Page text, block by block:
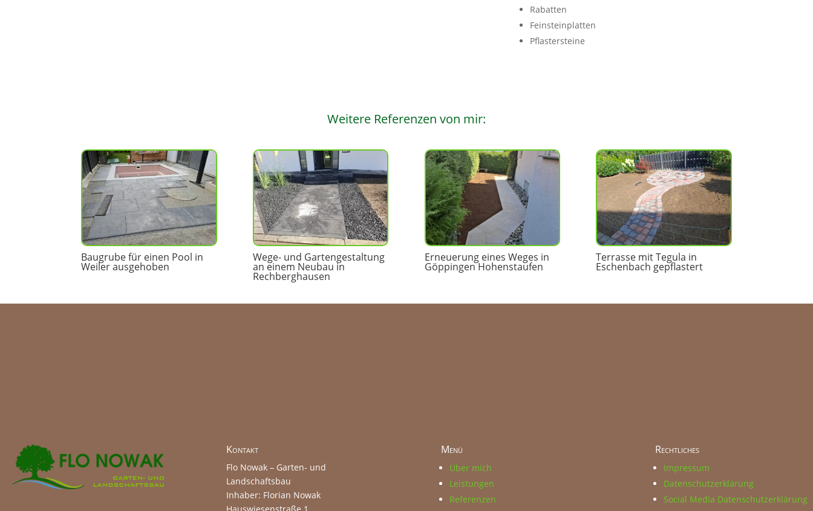
Rabatten
Feinsteinplatten
Pflastersteine
Weitere Referenzen von mir:
Baugrube für einen Pool in
Weiler ausgehoben
Wege- und Gartengestaltung
an einem Neubau in
Rechberghausen
Erneuerung eines Weges in
Göppingen Hohenstaufen
Terrasse mit Tegula in
Eschenbach gepflastert
Kontakt
Flo Nowak – Garten- und
Landschaftsbau
Inhaber: Florian Nowak
Menü
Über mich
Leistungen
Referenzen
Rechtliches
Impressum
Datenschutzerklärung
Social Media Datenschutzerklärung